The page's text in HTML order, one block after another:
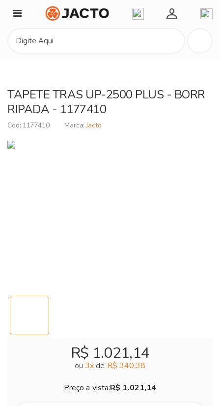
Minha Conta
TAPETE TRAS UP-2500 PLUS - BORR
RIPADA - 1177410
1177410 Jacto
R$ 1.021,14
ou 3x de R$ 340,38
Preço a vista:R$ 1.021,14